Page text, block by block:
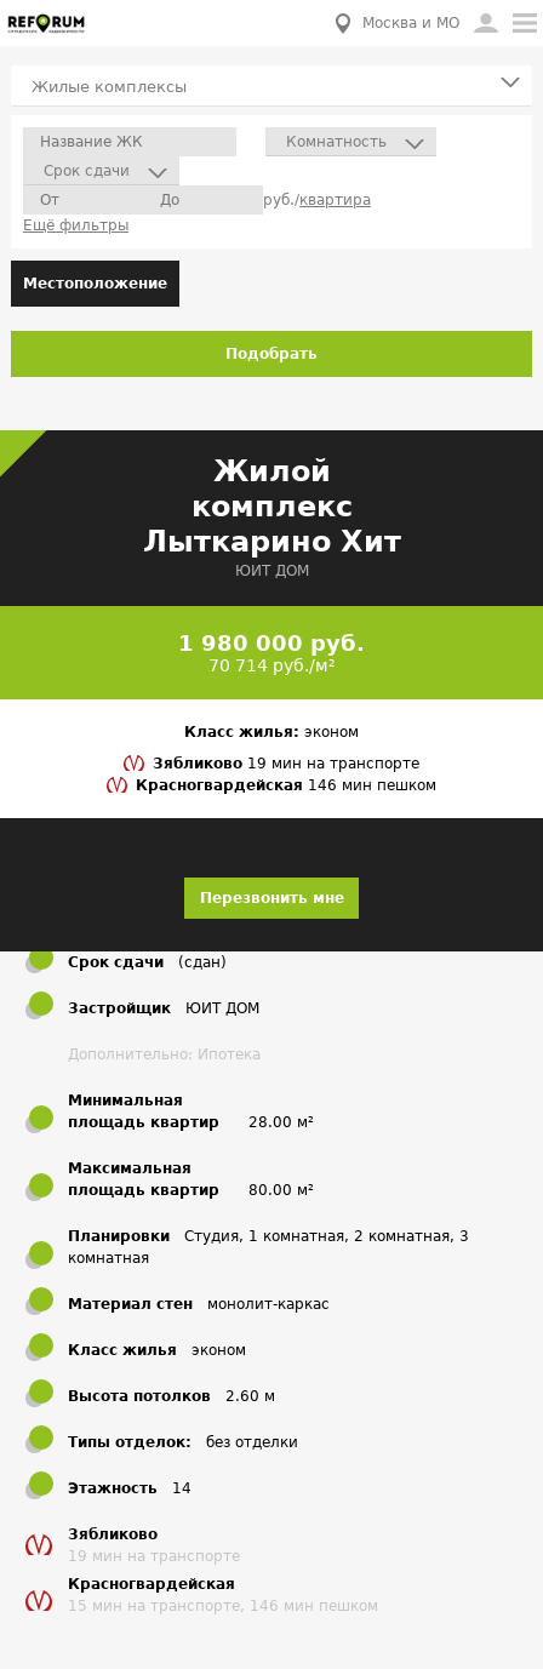
Москва и МО
Жилые комплексы
Комнатность
Срок сдачи
руб./квартира
Ещё фильтры
Местоположение
Подобрать
Жилой
комплекс
Лыткарино Хит
ЮИТ ДОМ
1 980 000 руб.
70 714 руб./м²
Класс жилья: эконом
Зябликово 19 мин на транспорте
Красногвардейская 146 мин пешком
Перезвонить мне
Срок сдачи (сдан)
Застройщик ЮИТ ДОМ
Дополнительно: Ипотека
Минимальная
площадь квартир
28.00 м²
Максимальная
площадь квартир
80.00 м²
Планировки
Студия, 1 комнатная, 2 комнатная, 3
комнатная
Материал стен монолит-каркас
Класс жилья эконом
Высота потолков 2.60 м
Типы отделок: без отделки
Этажность 14
Зябликово
19 мин на транспорте
Красногвардейская
15 мин на транспорте, 146 мин пешком